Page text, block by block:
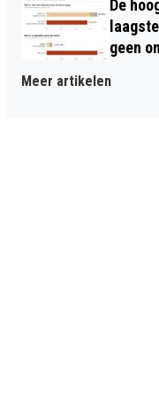
De
geen
Meer artikelen